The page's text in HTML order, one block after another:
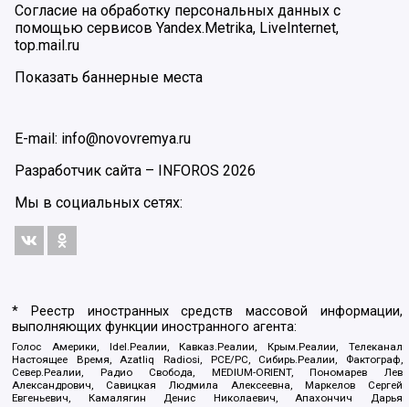
Согласие на обработку персональных данных с
помощью сервисов Yandex.Metrika, LiveInternet,
top.mail.ru
Показать баннерные места
E-mail: info@novovremya.ru
Разработчик сайта – INFOROS 2026
Мы в социальных сетях:
* Реестр иностранных средств массовой информации,
выполняющих функции иностранного агента:
Голос Америки, Idel.Реалии, Кавказ.Реалии, Крым.Реалии, Телеканал
Настоящее Время, Azatliq Radiosi, PCE/PC, Сибирь.Реалии, Фактограф,
Север.Реалии, Радио Свобода, MEDIUM-ORIENT, Пономарев Лев
Александрович, Савицкая Людмила Алексеевна, Маркелов Сергей
Евгеньевич, Камалягин Денис Николаевич, Апахончич Дарья